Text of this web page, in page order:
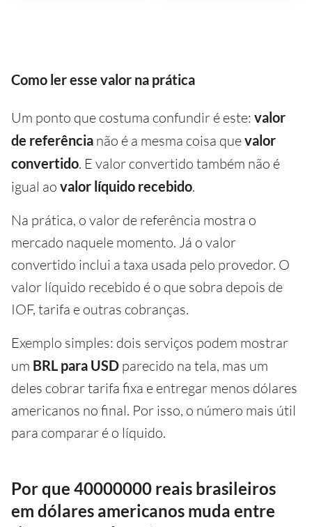
Como ler esse valor na prática
Um ponto que costuma confundir é este: valor
de referência não é a mesma coisa quevalor
convertido. E valor convertido também não é
igual ao valor líquido recebido.
Na prática, o valor de referência mostra o
mercado naquele momento. Já o valor
convertido inclui a taxa usada pelo provedor. O
valor líquido recebido é o que sobra depois de
IOF, tarifa e outras cobranças.
Exemplo simples: dois serviços podem mostrar
um BRL para USD parecido na tela, mas um
deles cobrar tarifa fixa e entregar menos dólares
americanos no final. Por isso, o número mais útil
para comparar é o líquido.
Por que 40000000 reais brasileiros
em dólares americanos muda entre